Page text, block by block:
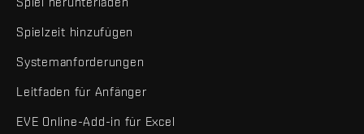
Spielzeit hinzufügen
Systemanforderungen
Leitfaden für Anfänger
EVE Online-Add-in für Excel